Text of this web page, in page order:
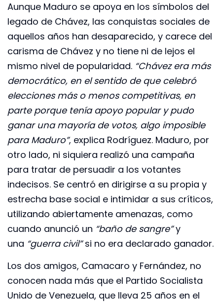
Aunque Maduro se apoya en los símbolos del
legado de Chávez, las conquistas sociales de
aquellos años han desaparecido, y carece del
carisma de Chávez y no tiene ni de lejos el
mismo nivel de popularidad. “Chávez era más
democrático, en el sentido de que celebró
elecciones más o menos competitivas, en
parte porque tenía apoyo popular y pudo
ganar una mayoría de votos, algo imposible
para Maduro”, explica Rodríguez. Maduro, por
otro lado, ni siquiera realizó una campaña
para tratar de persuadir a los votantes
indecisos. Se centró en dirigirse a su propia y
estrecha base social e intimidar a sus críticos,
utilizando abiertamente amenazas, como
cuando anunció un “baño de sangre”y
una “guerra civil”si no era declarado ganador.
Los dos amigos, Camacaro y Fernández, no
conocen nada más que el Partido Socialista
Unido de Venezuela, que lleva 25 años en el